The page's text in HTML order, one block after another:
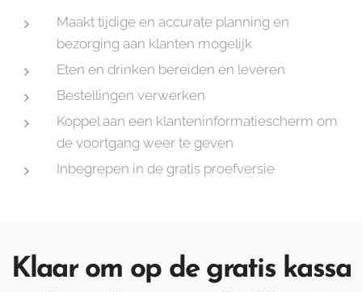
Maakt tijdige en accurate planning en
bezorging aan klanten mogelijk
Eten en drinken bereiden en leveren
Bestellingen verwerken
Koppel aan een klanteninformatiescherm om
de voortgang weer te geven
Inbegrepen in de gratis proefversie
Klaar om op de gratis kassa